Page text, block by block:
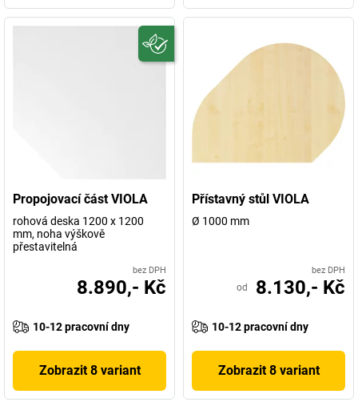
Propojovací část VIOLA
rohová deska 1200 x 1200
mm, noha výškově
přestavitelná
bez DPH
8.890,- Kč
10-12 pracovní dny
Zobrazit 8 variant
Přístavný stůl VIOLA
Ø 1000 mm
bez DPH
od 8.130,- Kč
10-12 pracovní dny
Zobrazit 8 variant